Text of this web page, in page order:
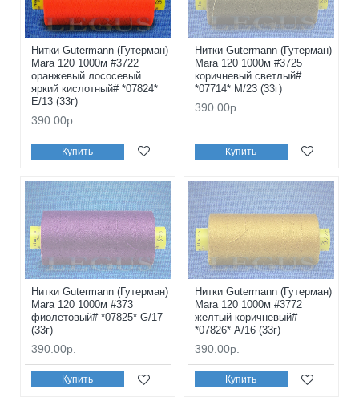
Нитки Gutermann (Гутерман)
Mara 120 1000м #3722
оранжевый лососевый
яркий кислотный# *07824*
E/13 (33г)
390.00р.
Купить
Нитки Gutermann (Гутерман)
Mara 120 1000м #3725
коричневый светлый#
*07714* M/23 (33г)
390.00р.
Купить
Нитки Gutermann (Гутерман)
Mara 120 1000м #373
фиолетовый# *07825* G/17
(33г)
390.00р.
Купить
Нитки Gutermann (Гутерман)
Mara 120 1000м #3772
желтый коричневый#
*07826* A/16 (33г)
390.00р.
Купить